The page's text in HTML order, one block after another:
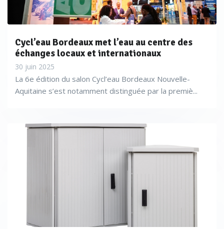
Mais certains proposent un seul et même appareil pour
différentes gammes de mesures comme Endress+Hauser
le phosphore total avec sa gamme Liquiline System
CA80TP (AAF1 entre 0,05 à 10 mg/L P ; AAF4 entre 0,5
50 mg/L) ou Waltron avec son analyseur 3042 (0-5 ppm, 0-
20 ppm ; 0-150 ppm, 0-750 ppm).
Cycl’eau Bordeaux met l’eau au centre des
échanges locaux et internationaux
30 juin 2025
La 6e édition du salon Cycl’eau Bordeaux Nouvelle-
Aquitaine s’est notamment distinguée par la premiè...